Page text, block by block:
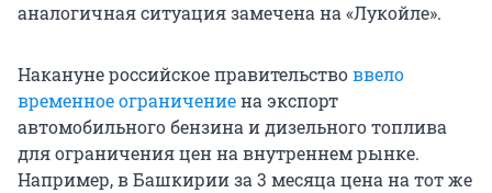
аналогичная ситуация замечена на «Лукойле».
Накануне российское правительствоввело
временное ограничениена экспорт
автомобильного бензина и дизельного топлива
для ограничения цен на внутреннем рынке.
Например, в Башкирии за 3 месяца цена на тот же